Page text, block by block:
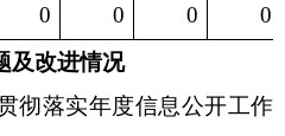
0 0 0
0
及改进情况
彻落实年度信息公开工作